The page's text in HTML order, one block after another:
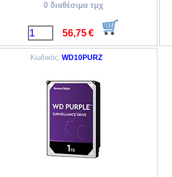
0 διαθέσιμα τμχ
56,75€
Κωδικός: WD10PURZ